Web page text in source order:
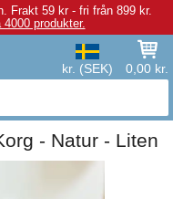
Frakt 59 kr - fri från 899 kr.
produkter.
kr. (SEK) 0,00 kr.
- Natur - Liten